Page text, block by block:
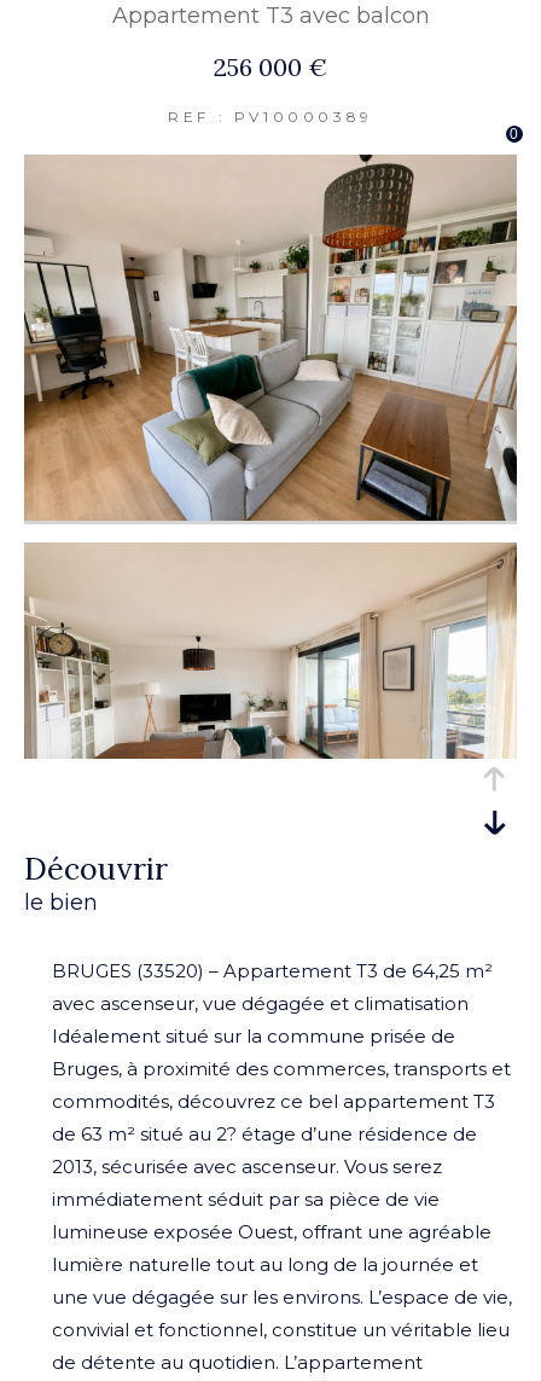
0
Appartement T3 avec balcon
256 000 €
REF : PV10000389
découvrir
le bien
BRUGES (33520) – Appartement T3 de 64,25 m²
avec ascenseur, vue dégagée et climatisation
Idéalement situé sur la commune prisée de
Bruges, à proximité des commerces, transports et
commodités, découvrez ce bel appartement T3
de 63 m² situé au 2? étage d’une résidence de
2013, sécurisée avec ascenseur. Vous serez
immédiatement séduit par sa pièce de vie
lumineuse exposée Ouest, offrant une agréable
lumière naturelle tout au long de la journée et
une vue dégagée sur les environs. L’espace de vie,
convivial et fonctionnel, constitue un véritable lieu
de détente au quotidien. L’appartement